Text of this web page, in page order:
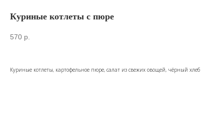
Куриные котлеты с пюре
570 р.
Куриные котлеты, картофельное пюре, салат из свежих овощей, чёрный хлеб